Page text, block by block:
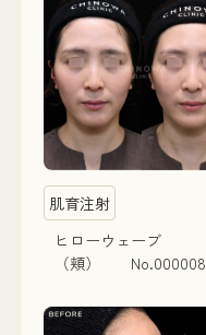
肌育注射
ヒローウェーブ
（頬） No.000008